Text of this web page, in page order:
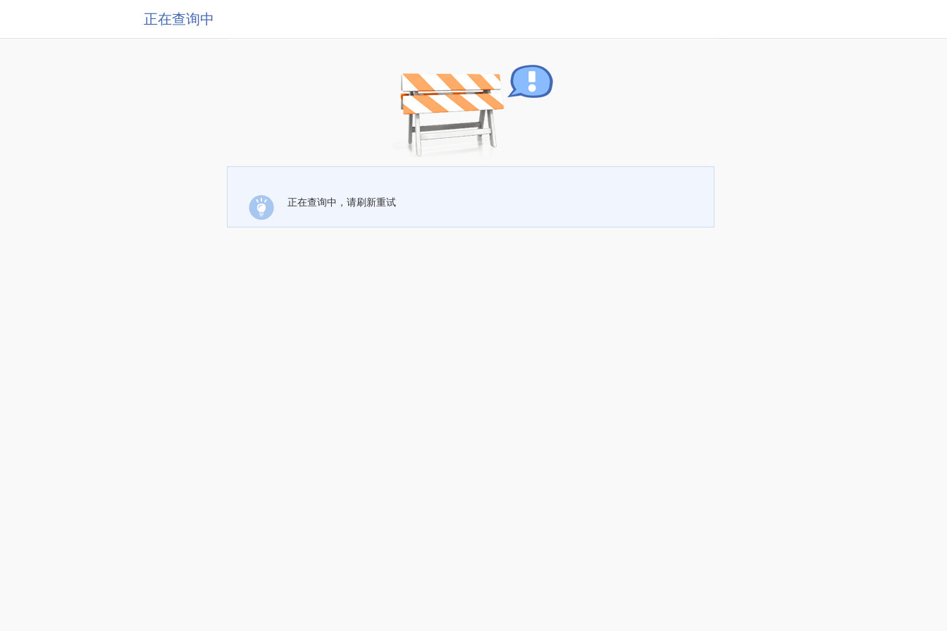
正在查询中
正在查询中，请刷新重试